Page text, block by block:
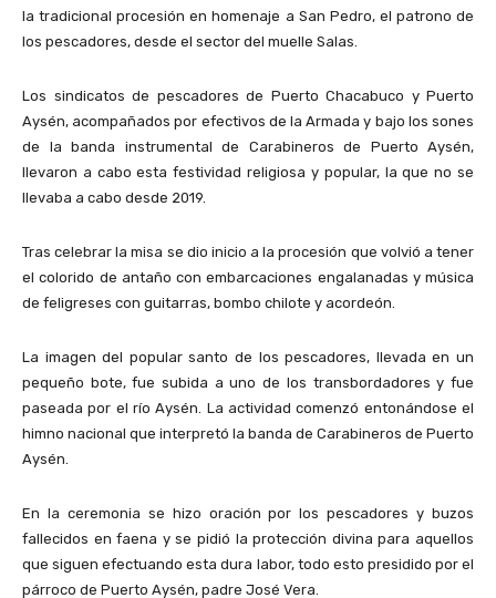
la tradicional procesión en homenaje a San Pedro, el patrono de
los pescadores, desde el sector del muelle Salas.
Los sindicatos de pescadores de Puerto Chacabuco y Puerto
Aysén, acompañados por efectivos de la Armada y bajo los sones
de la banda instrumental de Carabineros de Puerto Aysén,
llevaron a cabo esta festividad religiosa y popular, la que no se
llevaba a cabo desde 2019.
Tras celebrar la misa se dio inicio a la procesión que volvió a tener
el colorido de antaño con embarcaciones engalanadas y música
de feligreses con guitarras, bombo chilote y acordeón.
La imagen del popular santo de los pescadores, llevada en un
pequeño bote, fue subida a uno de los transbordadores y fue
paseada por el río Aysén. La actividad comenzó entonándose el
himno nacional que interpretó la banda de Carabineros de Puerto
Aysén.
En la ceremonia se hizo oración por los pescadores y buzos
fallecidos en faena y se pidió la protección divina para aquellos
que siguen efectuando esta dura labor, todo esto presidido por el
párroco de Puerto Aysén, padre José Vera.